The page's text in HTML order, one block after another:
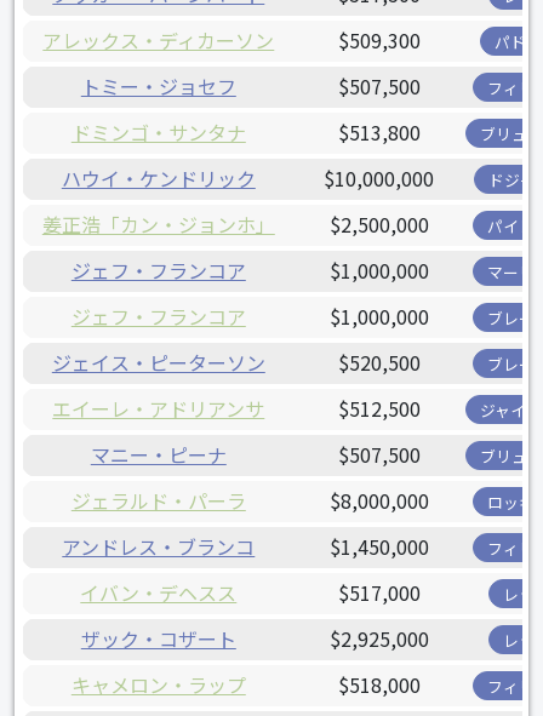
アレックス・ディカーソン $509,300 パド
トミー・ジョセフ $507,500 フィリ
ドミンゴ・サンタナ $513,800 ブリュ
ハウイ・ケンドリック $10,000,000 ドジャ
姜正浩「カン・ジョンホ」 $2,500,000 パイレ
ジェフ・フランコア $1,000,000 マーリ
ジェフ・フランコア $1,000,000 ブレー
ジェイス・ピーターソン $520,500 ブレー
エイーレ・アドリアンサ $512,500 ジャイ
マニー・ピーナ $507,500 ブリュ
ジェラルド・パーラ $8,000,000 ロッキ
アンドレス・ブランコ $1,450,000 フィリ
イバン・デヘスス $517,000 レッ
ザック・コザート $2,925,000 レッ
キャメロン・ラップ $518,000 フィリ